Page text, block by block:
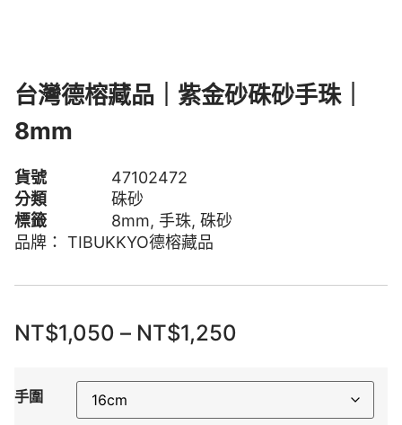
台灣德榕藏品｜紫金砂硃砂手珠｜
8mm
貨號
47102472
分類
硃砂
標籤
8mm, 手珠, 硃砂
品牌： TIBUKKYO德榕藏品
NT$1,050 – NT$1,250
手圍